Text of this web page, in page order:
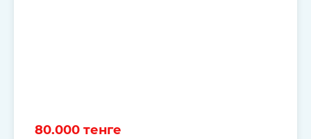
80.000 тенге